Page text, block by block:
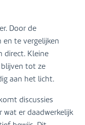
Door de
te vergelijken
direct. Kleine
tot ze
aan het licht.
discussies
wat er daadwerkelijk